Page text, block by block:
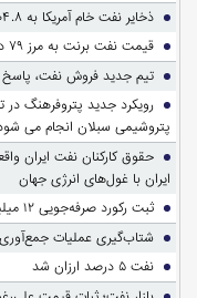
ذخایر نفت خام آمریکا به ۳۰۴.۸ میلیون بشکه رسید
قیمت نفت برنت به مرز ۷۹ دلار رسید
تیم جدید فروش نفت،
رویکرد جدید پتروفرهنگ در
پتروشیمی سبلان انجام می
حقوق کارکنان نفت ایران
ایران با غول‌های انرژی جهان
ثبت رکورد صرفه‌جویی ۱۲ میلیون لیتری بنزین با تمرکز بر سوخت گاز
شتاب‌گیری عملیات
نفت ۵ درصد ارزان شد